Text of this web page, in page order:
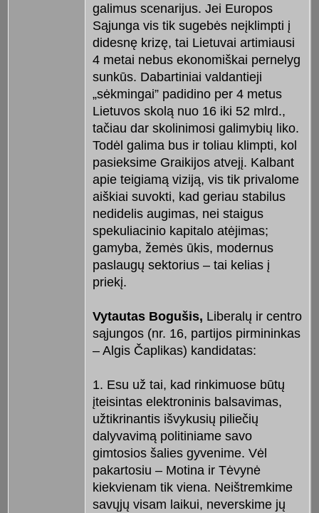
galimus scenarijus. Jei Europos
Sąjunga vis tik sugebės neįklimpti į
didesnę krizę, tai Lietuvai artimiausi
4 metai nebus ekonomiškai pernelyg
sunkūs. Dabartiniai valdantieji
„sėkmingai” padidino per 4 metus
Lietuvos skolą nuo 16 iki 52 mlrd.,
tačiau dar skolinimosi galimybių liko.
Todėl galima bus ir toliau klimpti, kol
pasieksime Graikijos atvejį. Kalbant
apie teigiamą viziją, vis tik privalome
aiškiai suvokti, kad geriau stabilus
nedidelis augimas, nei staigus
spekuliacinio kapitalo atėjimas;
gamyba, žemės ūkis, modernus
paslaugų sektorius – tai kelias į
priekį.
Vytautas Bogušis, Liberalų ir centro
sąjungos (nr. 16, partijos pirmininkas
– Algis Čaplikas) kandidatas:
1. Esu už tai, kad rinkimuose būtų
įteisintas elektroninis balsavimas,
užtikrinantis išvykusių piliečių
dalyvavimą politiniame savo
gimtosios šalies gyvenime. Vėl
pakartosiu – Motina ir Tėvynė
kiekvienam tik viena. Neištremkime
savųjų visam laikui, neverskime jų